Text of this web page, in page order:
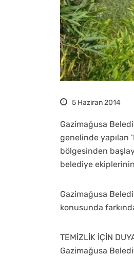
5 Haziran 2014
Gazimağusa
genelinde yapılan
bölgesinden
belediye
Gazimağusa
konusunda
TEMİZLİK İÇİN
Gazimağusa